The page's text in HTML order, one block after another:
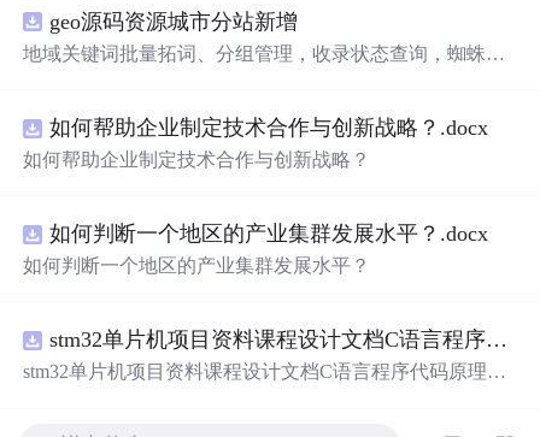
子电池储能系统在离网直流微网中的能量均衡建模方法及
分层控制策略。通过Simulink平台构建完整的光伏储能直流
大功率点跟踪（MPPT）与储能系统的协同控制，有效应
对光照波动引起的功率供需失衡问题。研究采用双PI闭环
控制、模型预测控制（MPC）等多种先进控制算法，显著
现了储能系统在削峰填谷中的优化运行，对于增强离网微
网的供电可靠性与能源利用效率具有重要理论价值和工程
意义。; 适合人群：具备电力电子、新能源系统或自动控制
网、光伏储能系统开发与设计的工程技术人员。; 使用场景
及目标：① 构建适用于离网场景的光伏储能系统Simulink
仿真模型；② 实现间歇性光照条件下48V直流母线电压的
geo源码资源城市分站新增
地域关键词批量拓词、分组管理，收录状态查询，蜘蛛访
码交付，私有化部署到自己服务器，非 SaaS 账号，拥有完
整程序文件，支持二次开发定制 PC + 移动端适配，自带基
如何帮助企业制定技术合作与创新战略？.docx
如何帮助企业制定技术合作与创新战略？
如何判断一个地区的产业集群发展水平？.docx
如何判断一个地区的产业集群发展水平？
stm32单片机项目资料课程设计文档C语言程序代码原理图电路PCB实例无线智能报警器的设计
stm32单片机项目资料课程设计文档C语言程序代码原理图